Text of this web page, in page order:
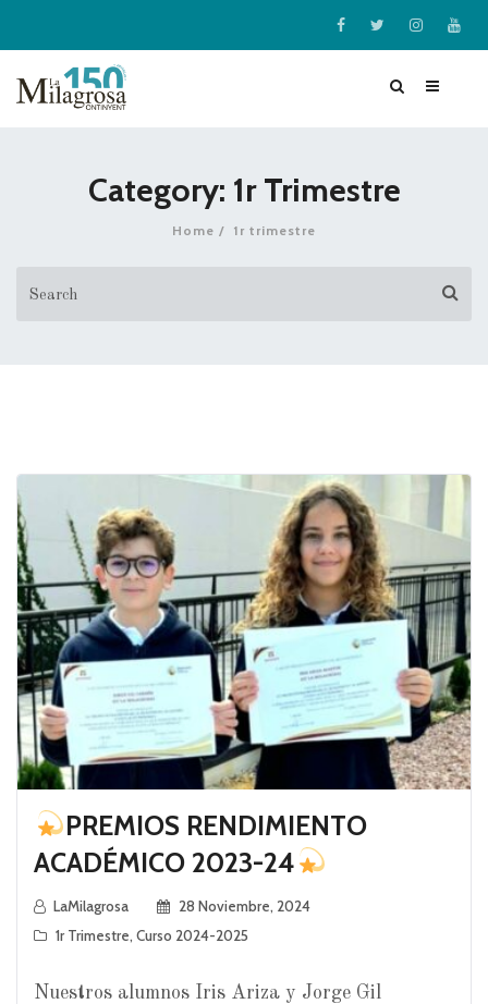
Category: 1r Trimestre
Home 1r trimestre
PREMIOS RENDIMIENTO
ACADÉMICO 2023-24
LaMilagrosa
28 Noviembre, 2024
1r Trimestre, Curso 2024-2025
Nuestros alumnos Iris Ariza y Jorge Gil